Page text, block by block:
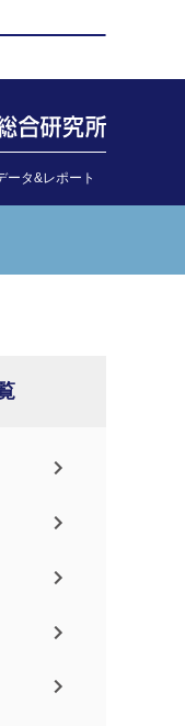
ータ&レポート